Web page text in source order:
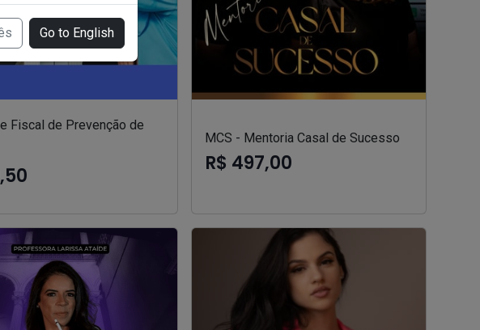
Go to English
Fiscal de Prevenção de
MCS - Mentoria Casal de Sucesso
R$ 497,00